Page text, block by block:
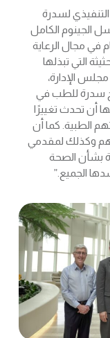
التنفيذي لسدرة
الجينوم الكامل
في مجال الرعاية
التي تبذلها
الإدارة،
سدرة للطب في
أن تحدث تغييرًا
الطبية. كما أن
وكذلك لمقدمي
بشأن الصحة
الجميع.”